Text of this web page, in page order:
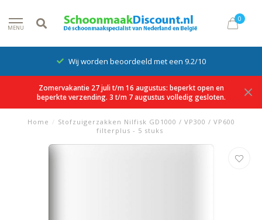
MENU
0
Wij worden beoordeeld met een 9.2/10
Zomervakantie 27 juli t/m 16 augustus: beperkt open en
beperkte verzending. 3 t/m 7 augustus volledig gesloten.
Home / Stofzuigerzakken Nilfisk GD1000 / VP300 / VP600
filterplus - 5 stuks